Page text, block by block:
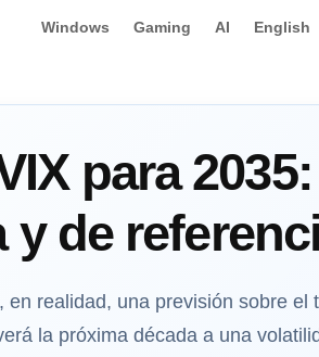
Windows Gaming AI English
para
de
realidad, una previsión sobre
la próxima década a una